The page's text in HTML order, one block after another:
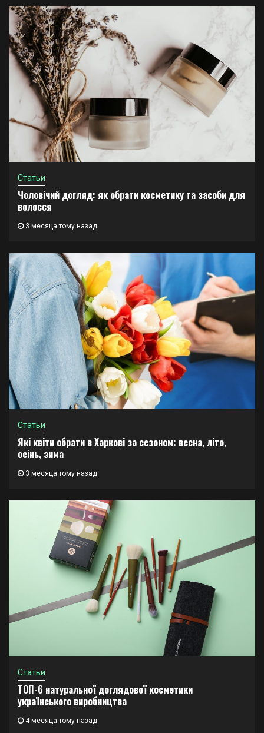
Статьи
Чоловічий догляд: як обрати косметику та засоби для
волосся
3 месяца тому назад
Статьи
Які квіти обрати в Харкові за сезоном: весна, літо,
осінь, зима
3 месяца тому назад
Статьи
ТОП-6 натуральної доглядової косметики
українського виробництва
4 месяца тому назад